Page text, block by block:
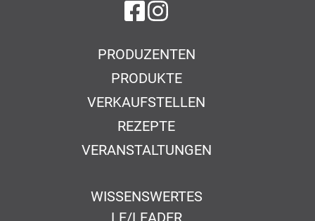
auf Facebook
auf Instagram
PRODUZENTEN
PRODUKTE
VERKAUFSTELLEN
REZEPTE
VERANSTALTUNGEN
WISSENSWERTES